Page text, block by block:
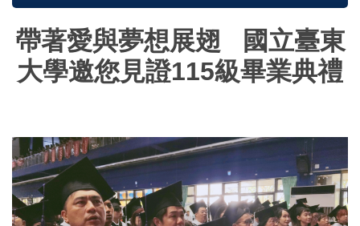
帶著愛與夢想展翅 國立臺東
大學邀您見證115級畢業典禮